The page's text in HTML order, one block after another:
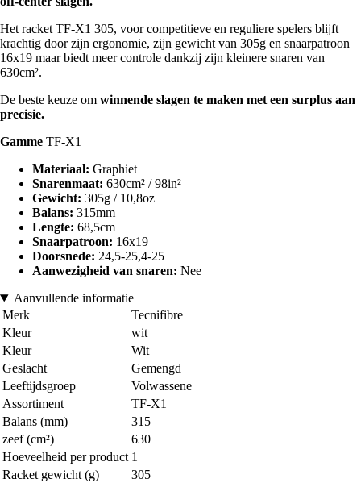
Het racket TF-X1 305, voor competitieve en reguliere spelers blijft
krachtig door zijn ergonomie, zijn gewicht van 305g en snaarpatroon
16x19 maar biedt meer controle dankzij zijn kleinere snaren van
630cm².
De beste keuze om winnende slagen te maken met een surplus aan
precisie.
Gamme TF-X1
Materiaal: Graphiet
Snarenmaat: 630cm² / 98in²
Gewicht: 305g / 10,8oz
Balans: 315mm
Lengte: 68,5cm
Snaarpatroon: 16x19
Doorsnede: 24,5-25,4-25
Aanwezigheid van snaren: Nee
Aanvullende informatie
Merk
Tecnifibre
Kleur
wit
Kleur
Wit
Geslacht
Gemengd
Leeftijdsgroep
Volwassene
Assortiment
TF-X1
Balans (mm)
315
zeef (cm²)
630
Hoeveelheid per product 1
Racket gewicht (g)
305